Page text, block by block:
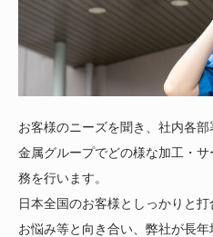
お客様のニーズを聞き、社内各
金属グループでどの様な加工・
務を行います。
日本全国のお客様としっかりと
お悩み等と向き合い、弊社が長